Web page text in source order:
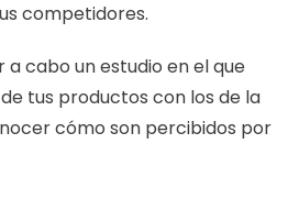
competidores.
a cabo un estudio en el que
tus productos con los de la
cómo son percibidos por